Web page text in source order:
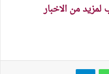
لمزيد من الاخبار
واتساب تيلقرام